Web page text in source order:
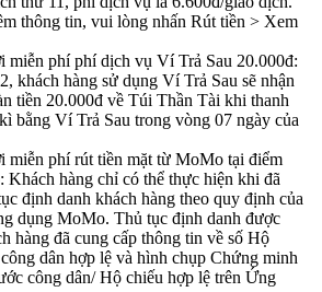
thông tin, vui lòng nhấn Rút tiền > Xem
phí phí dịch vụ Ví Trả Sau 20.000đ:
khách hàng sử dụng Ví Trả Sau sẽ nhận
tiền 20.000đ về Túi Thần Tài khi thanh
bằng Ví Trả Sau trong vòng 07 ngày của
phí rút tiền mặt từ MoMo tại điểm
Khách hàng chỉ có thể thực hiện khi đã
định danh khách hàng theo quy định của
dụng MoMo. Thủ tục định danh được
hàng đã cung cấp thông tin về số Hộ
dân hợp lệ và hình chụp Chứng minh
công dân/ Hộ chiếu hợp lệ trên Ứng